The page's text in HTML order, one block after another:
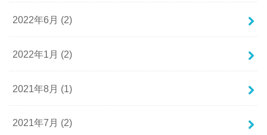
2022年6月 (2)
2022年1月 (2)
2021年8月 (1)
2021年7月 (2)